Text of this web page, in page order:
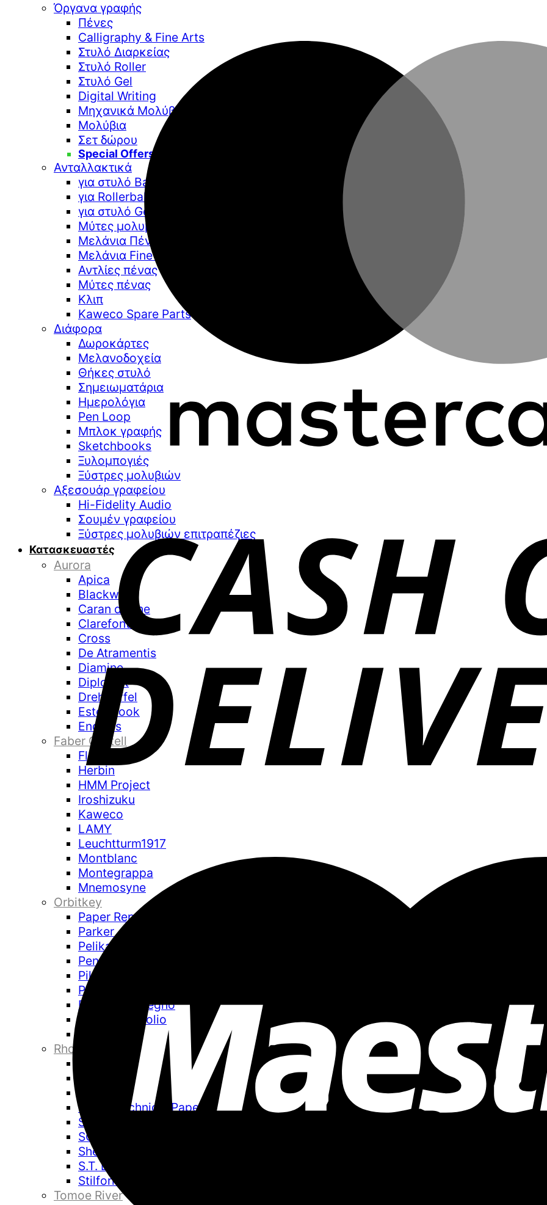
Όργανα γραφής
Πένες
Calligraphy & Fine Arts
Στυλό Διαρκείας
Στυλό Roller
Στυλό Gel
Digital Writing
Μηχανικά Μολύβια
Μολύβια
Σετ δώρου
Special Offers
Ανταλλακτικά
για στυλό Ballpoint
για Rollerball
για στυλό Gel
Μύτες μολυβιών
Μελάνια Πένας
Μελάνια Fine Art
Αντλίες πένας
Μύτες πένας
Κλιπ
Kaweco Spare Parts
Διάφορα
Δωροκάρτες
Μελανοδοχεία
Θήκες στυλό
Σημειωματάρια
Ημερολόγια
Pen Loop
Μπλοκ γραφής
Sketchbooks
Ξυλομπογιές
Ξύστρες μολυβιών
Αξεσουάρ γραφείου
Hi-Fidelity Audio
Σουμέν γραφείου
Ξύστρες μολυβιών επιτραπέζιες
Κατασκευαστές
Aurora
Apica
Blackwing
Caran d’Ache
Clarefontaine
Cross
De Atramentis
Diamine
Diplomat
Drehgriffel
Esterbrook
Endless
Faber Castell
Flexbook
Herbin
HMM Project
Iroshizuku
Kaweco
LAMY
Leuchtturm1917
Montblanc
Montegrappa
Mnemosyne
Orbitkey
Paper Republic
Parker
Pelikan
Pentel
Pilot
Pineider
Pininfarina Segno
Pininfarina Folio
Rhodia
Sakae Technical Paper
Schmidt
SCRIBO
Sheaffer
S.T. Dupont
Stilform
Tomoe River